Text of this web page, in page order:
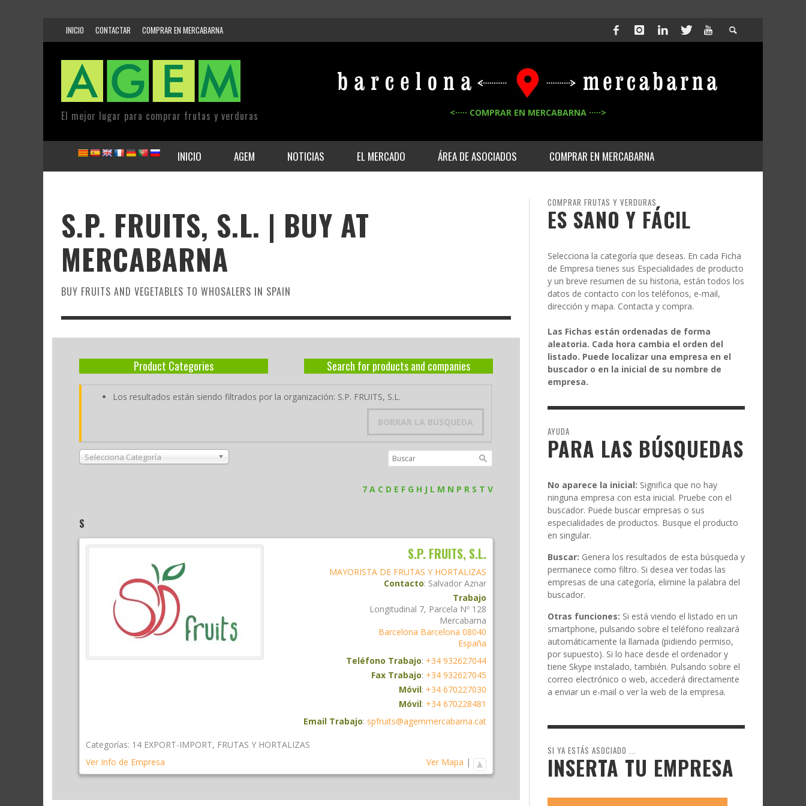
INICIO CONTACTAR COMPRAR EN MERCABARNA
El mejor lugar para comprar frutas y verduras <····· COMPRAR EN MERCABARNA ·····>
INICIO AGEM NOTICIAS EL MERCADO ÁREA DE ASOCIADOS COMPRAR EN MERCABARNA
S.P. FRUITS, S.L. | BUY AT
MERCABARNA
BUY FRUITS AND VEGETABLES TO WHOSALERS IN SPAIN
Product Categories Search for products and companies
Los resultados están siendo filtrados por la organización: S.P. FRUITS, S.L.
BORRAR LA BÚSQUEDA
Selecciona Categoría
7 A C D E F G H J L M N P R S T V
S
S.P. FRUITS, S.L.
MAYORISTA DE FRUTAS Y HORTALIZAS
Contacto: Salvador Aznar
Trabajo
Longitudinal 7, Parcela Nº 128
Mercabarna
Barcelona Barcelona 08040
España
Teléfono Trabajo: +34 932627044
Fax Trabajo: +34 932627045
Móvil: +34 670227030
Móvil: +34 670228481
Email Trabajo: spfruits@agemmercabarna.cat
Categorías: 14 EXPORT-IMPORT, FRUTAS Y HORTALIZAS
Ver Info de Empresa
Ver Mapa |
COMPRAR FRUTAS Y VERDURAS
ES SANO Y FÁCIL
Selecciona la categoría que deseas. En cada Ficha
de Empresa tienes sus Especialidades de producto
y un breve resumen de su historia, están todos los
datos de contacto con los teléfonos, e-mail,
dirección y mapa. Contacta y compra.
Las Fichas están ordenadas de forma
aleatoria. Cada hora cambia el orden del
listado. Puede localizar una empresa en el
buscador o en la inicial de su nombre de
empresa.
AYUDA
PARA LAS BÚSQUEDAS
No aparece la inicial: Significa que no hay
ninguna empresa con esta inicial. Pruebe con el
buscador. Puede buscar empresas o sus
especialidades de productos. Busque el producto
en singular.
Buscar: Genera los resultados de esta búsqueda y
permanece como filtro. Si desea ver todas las
empresas de una categoría, elimine la palabra del
buscador.
Otras funciones: Si está viendo el listado en un
smartphone, pulsando sobre el teléfono realizará
automáticamente la llamada (pidiendo permiso,
por supuesto). Si lo hace desde el ordenador y
tiene Skype instalado, también. Pulsando sobre el
correo electrónico o web, accederá directamente
a enviar un e-mail o ver la web de la empresa.
SI YA ESTÁS ASOCIADO ...
INSERTA TU EMPRESA